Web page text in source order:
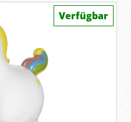
Verfügbar